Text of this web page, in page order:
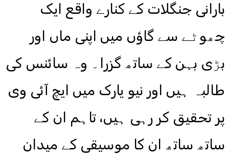
بارانی جنگلات کے کنارے واقع ایک
چھوٹے سے گاؤں میں اپنی ماں اور
بڑی بہن کے ساتھ گزرا۔ وہ سائنس کی
طالبہ ہیں اور نیو یارک میں ایچ آئی وی
پر تحقیق کر رہی ہیں، تاہم ان کے
ساتھ ساتھ ان کا موسیقی کے میدان